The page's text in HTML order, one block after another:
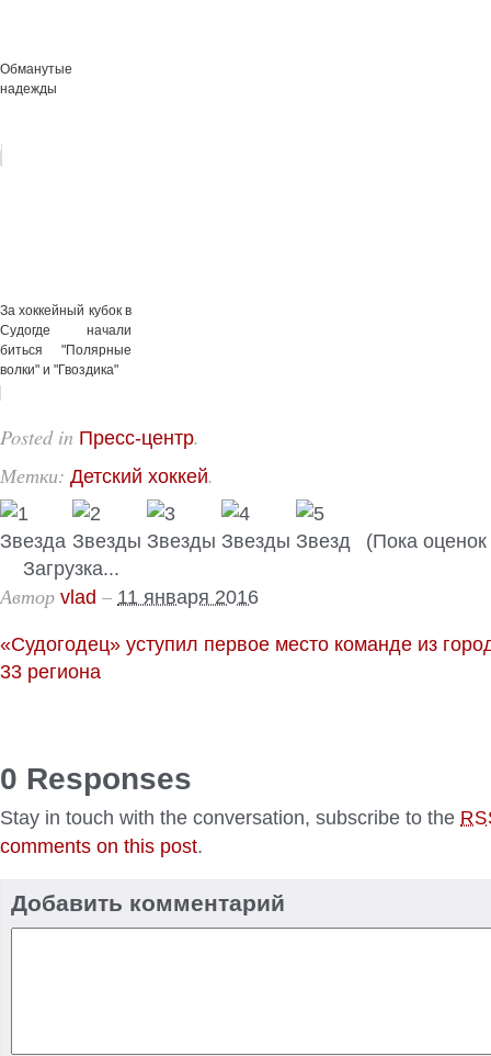
Обманутые
надежды
За хоккейный кубок в
Судогде начали
биться "Полярные
волки" и "Гвоздика"
Posted in Пресс-центр.
Метки: Детский хоккей.
(Пока оценок
Загрузка...
Автор vlad – 11 января 2016
«Судогодец» уступил первое место команде из
33 региона
0 Responses
Stay in touch with the conversation, subscribe to the
comments on this post.
Добавить комментарий